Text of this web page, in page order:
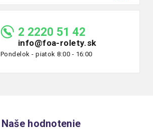
2 2220 51 42
info@foa-rolety.sk
Pondelok - piatok 8:00 - 16:00
Naše hodnotenie